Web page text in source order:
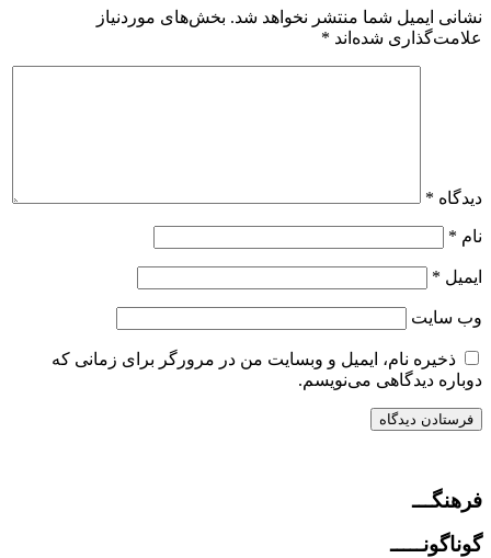
نشانی ایمیل شما منتشر نخواهد شد. بخش‌های موردنیاز
علامت‌گذاری شده‌اند *
دیدگاه *
نام *
ایمیل *
وب‌ سایت
ذخیره نام، ایمیل و وبسایت من در مرورگر برای زمانی که
دوباره دیدگاهی می‌نویسم.
فرهنگـــ
گوناگونـــــ